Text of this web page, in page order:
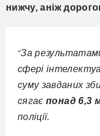
нижчу, аніж
“За
сфері
суму завданих
сягаєпонад 6,3
поліції.